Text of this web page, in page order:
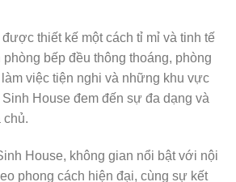
thiết kế một cách tỉ mỉ và tinh tế
bếp đều thông thoáng, phòng
việc tiện nghi và những khu vực
House đem đến sự đa dạng và
chủ.
House, không gian nổi bật với nội
phong cách hiện đại, cùng sự kết